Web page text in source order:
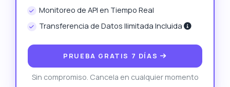
Monitoreo de API en Tiempo Real
Transferencia de Datos Ilimitada Incluida
PRUEBA GRATIS 7 DÍAS
Sin compromiso. Cancela en cualquier momento